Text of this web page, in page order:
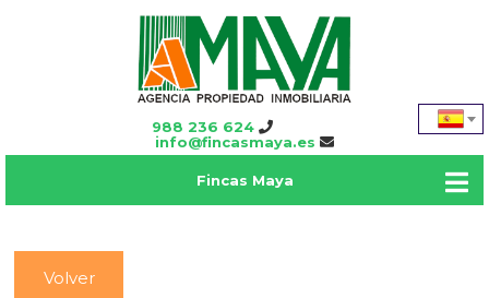
988 236 624
info@fincasmaya.es
Fincas Maya
Volver